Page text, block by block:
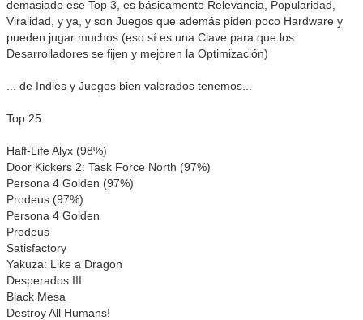
demasiado ese Top 3, es básicamente Relevancia, Popularidad,
Viralidad, y ya, y son Juegos que además piden poco Hardware y
pueden jugar muchos (eso sí es una Clave para que los
Desarrolladores se fijen y mejoren la Optimización)
... de Indies y Juegos bien valorados tenemos...
Top 25
Half-Life Alyx (98%)
Door Kickers 2: Task Force North (97%)
Persona 4 Golden (97%)
Prodeus (97%)
Persona 4 Golden
Prodeus
Satisfactory
Yakuza: Like a Dragon
Desperados III
Black Mesa
Destroy All Humans!